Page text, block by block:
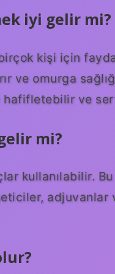
iyi gelir mi?
kişi için
ve omurga
hafifletebilir ve
mi?
kullanılabilir.
adjuvanlar